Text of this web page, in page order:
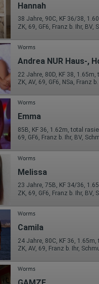
des Computers
(Facebook,
Dateien wurden
Videos angeschaut?
Werbebanner angeklickt?
ging der Besucher? Klickte
hat er sie komplett verlassen?
lange blieb der Besucher?
Union & USA
Hotjar als
Benutzerverhalten zu
und
sind, von Ihnen
Malta
Daten:
und Uhrzeit des Besuchs
Standort
Seiten
URL
Gerätekennung
Hannah
38 Jahre, 90C, KF 36/38,
ZK, 69, GF6, Franz b. Ihr, BV,
Worms
Andrea NUR Haus-,
22 Jahre, 80D, KF 38,
ZK, AV, 69, GF6, NSa, Franz
Worms
Emma
85B, KF 36, 1.62m, total
69, GF6, Franz b. Ihr, BV,
Worms
Melissa
23 Jahre, 75B, KF 34/36,
ZK, 69, GF6, Franz b. Ihr, BV,
Worms
Camila
24 Jahre, 80C, KF 36,
ZK, AV, 69, Franz b. Ihr,
Worms